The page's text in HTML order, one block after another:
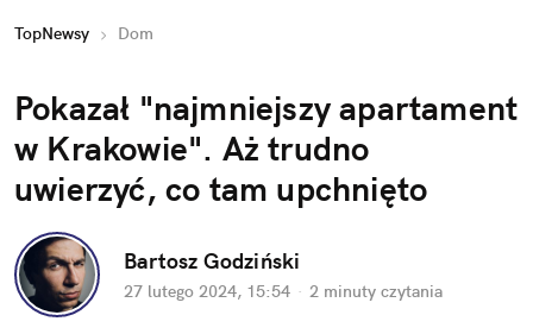
dad:HERO
TopNewsy Dom
Pokazał "najmniejszy apartament
w Krakowie". Aż trudno
uwierzyć, co tam upchnięto
Bartosz Godziński
27 lutego 2024, 15:54 · 2 minuty czytania